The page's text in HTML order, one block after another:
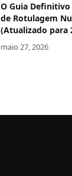
O Guia
de Rotulagem
(Atualizado para
maio 27, 2026